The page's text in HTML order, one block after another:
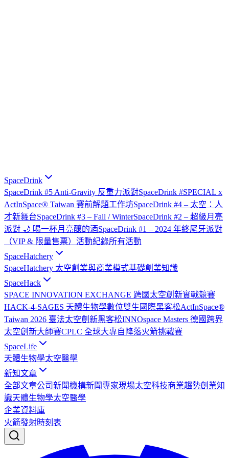
SpaceDrink
SpaceDrink #5 Anti-Gravity 反重力派對SpaceDrink #SPECIAL x
ActInSpace® Taiwan 賽前解題工作坊SpaceDrink #4 – 太空：人
才新舞台SpaceDrink #3 – Fall / WinterSpaceDrink #2 – 超級月亮
派對 🌙 喝一杯月亮釀的酒SpaceDrink #1 – 2024 年終尾牙派對
（VIP & 限量售票） 活動紀錄所有活動
SpaceHatchery
SpaceHatchery 太空創業與商業模式基礎創業知識
SpaceHack
SPACE INNOVATION EXCHANGE 跨國太空創新實戰競賽
HACK-4-SAGES 天體生物學數位雙生國際黑客松ActInSpace®
Taiwan 2026 臺法太空創新黑客松INNOspace Masters 德國跨界
太空創新大師賽CPLC 全球大專自降落火箭挑戰賽
SpaceLife
天體生物學太空醫學
新知文章
全部文章公司新聞機構新聞專家現場太空科技商業趨勢創業知
識天體生物學太空醫學
企業資料庫
火箭發射時刻表